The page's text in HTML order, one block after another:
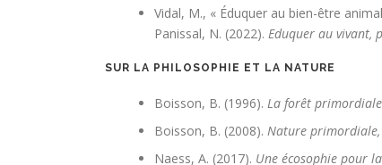
Vidal, M., « Éduquer au bien-être
Panissal, N. (2022). Eduquer au vivant,
SUR LA PHILOSOPHIE ET LA NATURE
Boisson, B. (1996). La forêt primordiale
Boisson, B. (2008). Nature primordiale,
Naess, A. (2017). Une écosophie pour